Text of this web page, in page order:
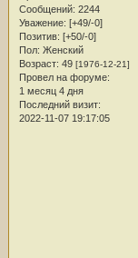
Сообщений: 2244
Уважение: [+49/-0]
Позитив: [+50/-0]
Пол: Женский
Возраст: 49 [1976-12-21]
Провел на форуме:
1 месяц 4 дня
Последний визит:
2022-11-07 19:17:05